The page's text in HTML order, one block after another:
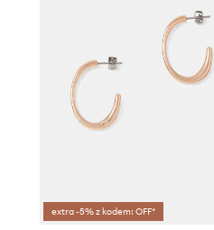
extra -5% z kodem: OFF*